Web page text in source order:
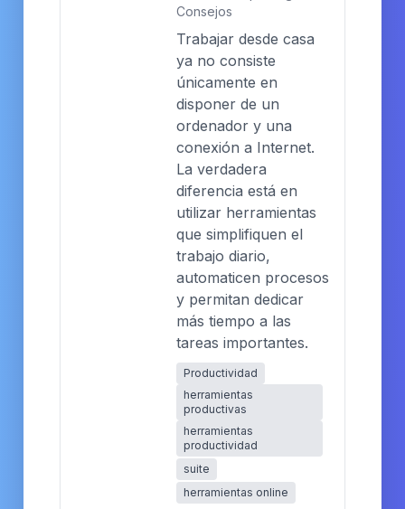
Consejos
Trabajar desde casa
ya no consiste
únicamente en
disponer de un
ordenador y una
conexión a Internet.
La verdadera
diferencia está en
utilizar herramientas
que simplifiquen el
trabajo diario,
automaticen procesos
y permitan dedicar
más tiempo a las
tareas importantes.
Productividad
herramientas
productivas
herramientas
productividad
suite
herramientas online